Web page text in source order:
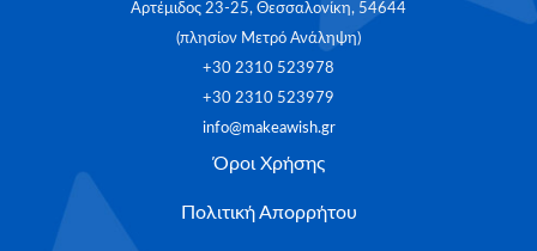
Αρτέμιδος 23-25, Θεσσαλονίκη, 54644
(πλησίον Μετρό Ανάληψη)
+30 2310 523978
+30 2310 523979
info@makeawish.gr
Όροι Χρήσης
Πολιτική Απορρήτου